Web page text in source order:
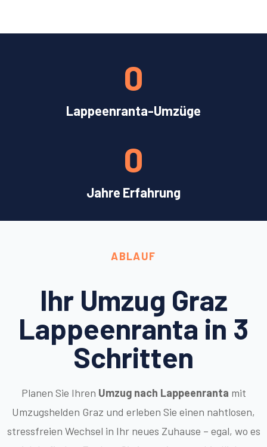
Lappeenranta-Umzüge
0
Jahre Erfahrung
0
ABLAUF
Ihr Umzug Graz
Lappeenranta in 3
Schritten
Planen Sie Ihren Umzug nach Lappeenranta mit
Umzugshelden Graz und erleben Sie einen nahtlosen,
stressfreien Wechsel in Ihr neues Zuhause – egal, wo es